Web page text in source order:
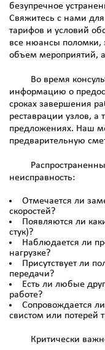
безупречное
Свяжитесь с нами
тарифов и условий
все нюансы поломки,
объем мероприятий,
Во время
информацию о
сроках завершения
реставрации узлов, а
предложениях. Наш
предварительную
неисправность:
Отмечается ли
скоростей?
Появляются ли
стук)?
Наблюдается ли
нагрузке?
Присутствует ли
передачи?
Есть ли любые
работе?
Сопровождается
свистом или потерей
Критически